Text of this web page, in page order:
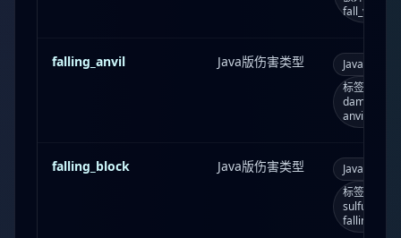
falling_anvil Java版伤害类型 Java版
标签：
anvil；消
falling_block Java版伤害类型 Java版
标签：